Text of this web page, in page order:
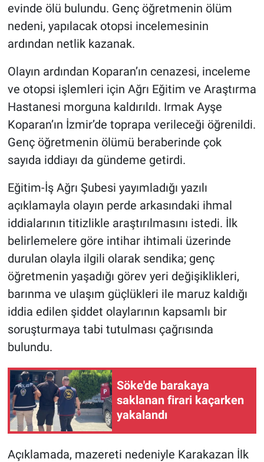
evinde ölü bulundu. Genç öğretmenin ölüm
nedeni, yapılacak otopsi incelemesinin
ardından netlik kazanak.
Olayın ardından Koparan’ın cenazesi, inceleme
ve otopsi işlemleri için Ağrı Eğitim ve Araştırma
Hastanesi morguna kaldırıldı. Irmak Ayşe
Koparan’ın İzmir’de toprapa verileceği öğrenildi.
Genç öğretmenin ölümü beraberinde çok
sayıda iddiayı da gündeme getirdi.
Eğitim-İş Ağrı Şubesi yayımladığı yazılı
açıklamayla olayın perde arkasındaki ihmal
iddialarının titizlikle araştırılmasını istedi. İlk
belirlemelere göre intihar ihtimali üzerinde
durulan olayla ilgili olarak sendika; genç
öğretmenin yaşadığı görev yeri değişiklikleri,
barınma ve ulaşım güçlükleri ile maruz kaldığı
iddia edilen şiddet olaylarının kapsamlı bir
soruşturmaya tabi tutulması çağrısında
bulundu.
Söke'de barakaya
saklanan firari kaçarken
yakalandı
Açıklamada, mazereti nedeniyle Karakazan İlk